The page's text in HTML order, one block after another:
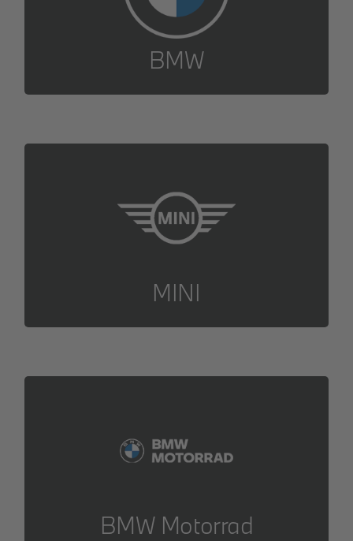
BMW
Zu Ihrem Termin
MINI
Jetzt Termin vereinbaren
BMW Motorrad
Jetzt Termin vereinbaren